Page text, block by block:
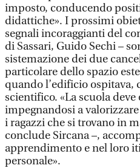
imposto, conducendo
didattiche». I prossimi
segnali incoraggianti del
di Sassari, Guido Sechi –
sistemazione dei due
particolare dello spazio
quando l’edificio ospitava,
scientifico. «La scuola deve
impegnandosi a
i ragazzi che si trovano in
conclude Sircana –,
apprendimento e nel loro
personale».